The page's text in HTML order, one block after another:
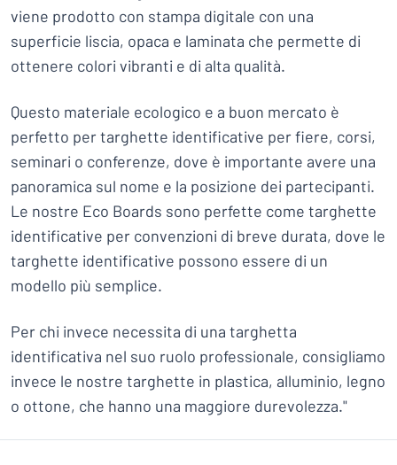
viene prodotto con stampa digitale con una
superficie liscia, opaca e laminata che permette di
ottenere colori vibranti e di alta qualità.
Questo materiale ecologico e a buon mercato è
perfetto per targhette identificative per fiere, corsi,
seminari o conferenze, dove è importante avere una
panoramica sul nome e la posizione dei partecipanti.
Le nostre Eco Boards sono perfette come targhette
identificative per convenzioni di breve durata, dove le
targhette identificative possono essere di un
modello più semplice.
Per chi invece necessita di una targhetta
identificativa nel suo ruolo professionale, consigliamo
invece le nostre targhette in plastica, alluminio, legno
o ottone, che hanno una maggiore durevolezza."